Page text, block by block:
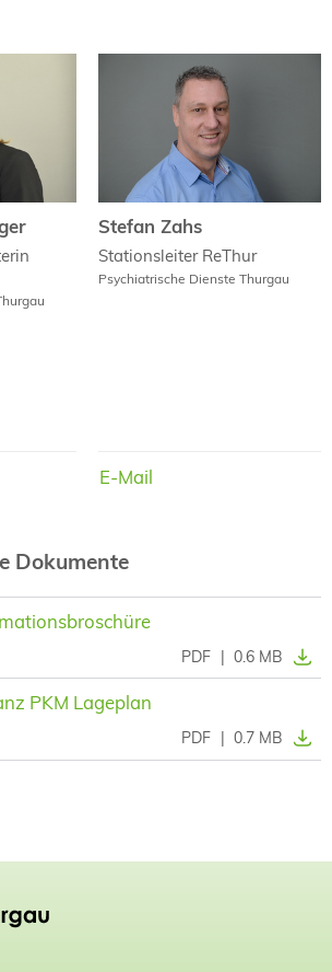
Stefan Zahs
Stationsleiter ReThur
Psychiatrische Dienste Thurgau
E-Mail
Stefan Zahs
E-Mail
Dokumente
PDF | 0.6 MB
PKM Lageplan
PDF | 0.7 MB